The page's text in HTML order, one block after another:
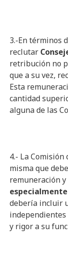
3.-En términos
reclutar
retribución no
que a su vez,
Esta
cantidad
alguna de las
4.- La Comisión
misma que
remuneración
debería incluir
y rigor a su